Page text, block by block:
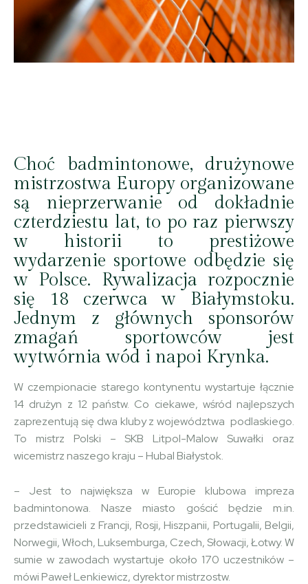
Choć badmintonowe, drużynowe
mistrzostwa Europy organizowane
są nieprzerwanie od dokładnie
czterdziestu lat, to po raz pierwszy
w historii to prestiżowe
wydarzenie sportowe odbędzie się
w Polsce. Rywalizacja rozpocznie
się 18 czerwca w Białymstoku.
Jednym z głównych sponsorów
zmagań sportowców jest
wytwórnia wód i napoi Krynka.
W czempionacie starego kontynentu wystartuje łącznie
14 drużyn z 12 państw. Co ciekawe, wśród najlepszych
zaprezentują się dwa kluby z województwa podlaskiego.
To mistrz Polski – SKB Litpol-Malow Suwałki oraz
wicemistrz naszego kraju – Hubal Białystok.
– Jest to największa w Europie klubowa impreza
badmintonowa. Nasze miasto gościć będzie m.in.
przedstawicieli z Francji, Rosji, Hiszpanii, Portugalii, Belgii,
Norwegii, Włoch, Luksemburga, Czech, Słowacji, Łotwy. W
sumie w zawodach wystartuje około 170 uczestników –
mówi Paweł Lenkiewicz, dyrektor mistrzostw.